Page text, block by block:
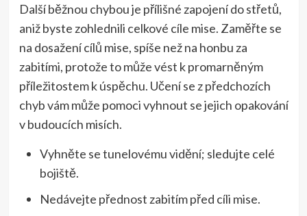
Další běžnou chybou je přílišné zapojení do střetů,
aniž byste zohlednili celkové cíle mise. Zaměřte se
na dosažení cílů mise, spíše než na honbu za
zabitími, protože to může vést k promarněným
příležitostem k úspěchu. Učení se z předchozích
chyb vám může pomoci vyhnout se jejich opakování
v budoucích misích.
Vyhněte se tunelovému vidění; sledujte celé
bojiště.
Nedávejte přednost zabitím před cíli mise.